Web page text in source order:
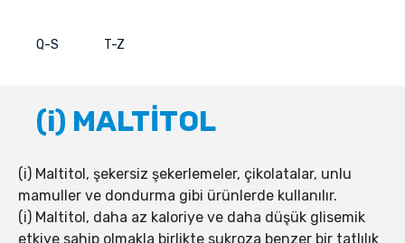
Q-S T-Z
(i) MALTİTOL
(i) Maltitol, şekersiz şekerlemeler, çikolatalar, unlu
mamuller ve dondurma gibi ürünlerde kullanılır.
(i) Maltitol, daha az kaloriye ve daha düşük glisemik
etkiye sahip olmakla birlikte sukroza benzer bir tatlılık